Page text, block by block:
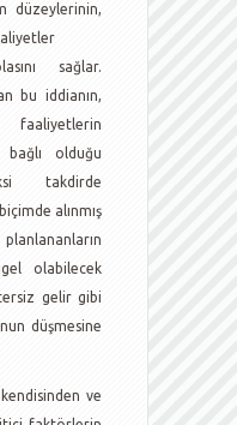
düzeylerinin,
sağlar.
bu iddianın,
bağlı olduğu
takdirde
alınmış
olabilecek
gelir gibi
düşmesine
ve